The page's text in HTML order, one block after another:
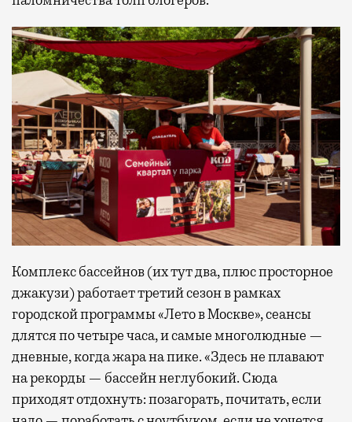
Комплекс бассейнов (их тут два, плюс просторное
джакузи) работает третий сезон в рамках
городской программы «Лето в Москве», сеансы
длятся по четыре часа, и самые многолюдные —
дневные, когда жара на пике. «Здесь не плавают
на рекорды — бассейн неглубокий. Сюда
приходят отдохнуть: позагорать, почитать, если